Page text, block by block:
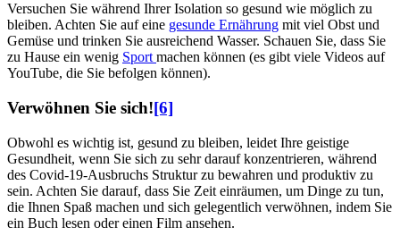
Versuchen Sie während Ihrer Isolation so gesund wie möglich zu
bleiben. Achten Sie auf eine gesunde Ernährung mit viel Obst und
Gemüse und trinken Sie ausreichend Wasser. Schauen Sie, dass Sie
zu Hause ein wenig Sportmachen können (es gibt viele Videos auf
YouTube, die Sie befolgen können).
Verwöhnen Sie sich![6]
Obwohl es wichtig ist, gesund zu bleiben, leidet Ihre geistige
Gesundheit, wenn Sie sich zu sehr darauf konzentrieren, während
des Covid-19-Ausbruchs Struktur zu bewahren und produktiv zu
sein. Achten Sie darauf, dass Sie Zeit einräumen, um Dinge zu tun,
die Ihnen Spaß machen und sich gelegentlich verwöhnen, indem Sie
ein Buch lesen oder einen Film ansehen.